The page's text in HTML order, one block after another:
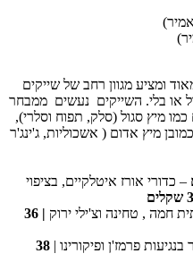
מגוון רחב של שייקים
השייקים נעשים ממבחר
סגול (סלק, תפוח וסלרי),
אדום ( אשכוליות, ג'ינג'ר
איטלקיים, בציפוי
וצ'ילי ירוק | 36
פרמז'ן ופיקורינו |38